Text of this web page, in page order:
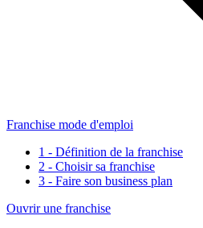
Franchise mode d'emploi
1 - Définition de la franchise
2 - Choisir sa franchise
3 - Faire son business plan
Ouvrir une franchise